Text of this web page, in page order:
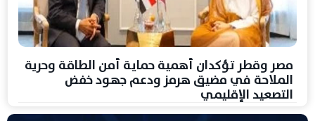
مصر وقطر تؤكدان أهمية حماية أمن الطاقة وحرية
الملاحة في مضيق هرمز ودعم جهود خفض
التصعيد الإقليمي